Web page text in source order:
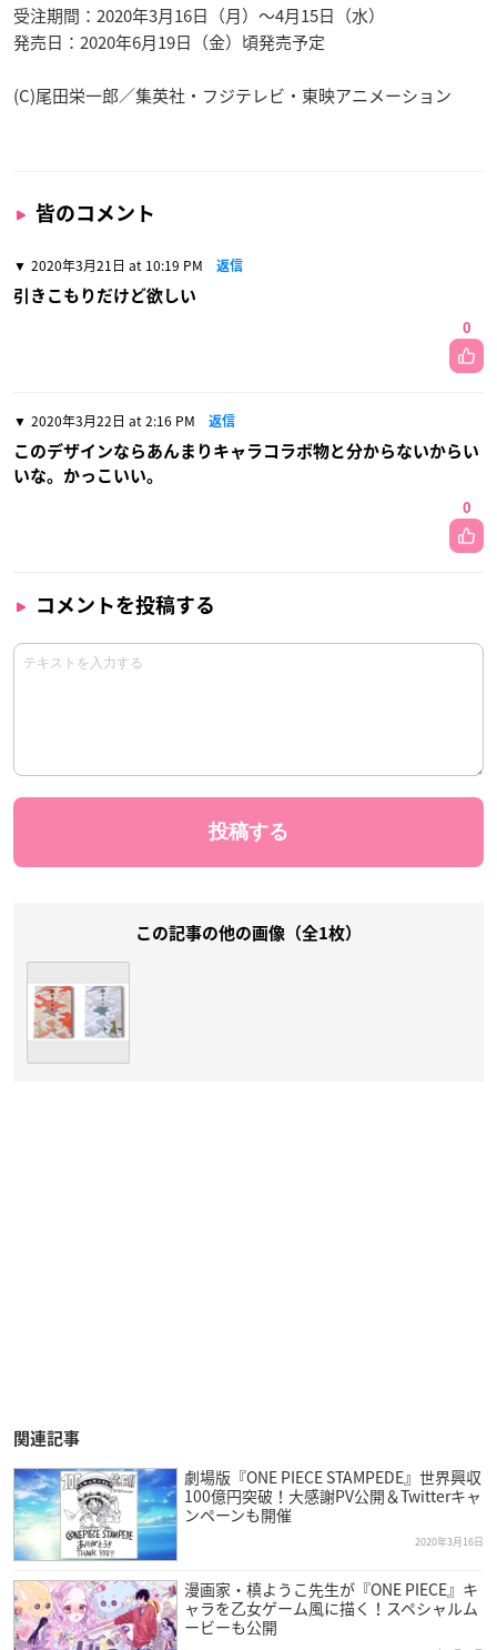
受注期間：2020年3月16日（月）～4月15日（水）
発売日：2020年6月19日（金）頃発売予定
(C)尾田栄一郎／集英社・フジテレビ・東映アニメーション
皆のコメント
2020年3月21日 at 10:19 PM 返信
引きこもりだけど欲しい
0
2020年3月22日 at 2:16 PM 返信
このデザインならあんまりキャラコラボ物と分からないからい
いな。かっこいい。
0
コメントを投稿する
この記事の他の画像（全1枚）
関連記事
劇場版『ONE PIECE STAMPEDE』世界興収
100億円突破！大感謝PV公開＆Twitterキャ
ンペーンも開催
2020年3月16日
漫画家・槙ようこ先生が『ONE PIECE』キ
ャラを乙女ゲーム風に描く！スペシャルム
ービーも公開